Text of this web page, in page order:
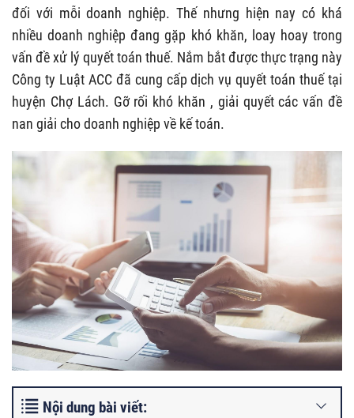
đối với mỗi doanh nghiệp. Thế nhưng hiện nay có khá
nhiều doanh nghiệp đang gặp khó khăn, loay hoay trong
vấn đề xử lý quyết toán thuế. Nắm bắt được thực trạng này
Công ty Luật ACC đã cung cấp dịch vụ quyết toán thuế tại
huyện Chợ Lách. Gỡ rối khó khăn , giải quyết các vấn đề
nan giải cho doanh nghiệp về kế toán.
Nội dung bài viết: